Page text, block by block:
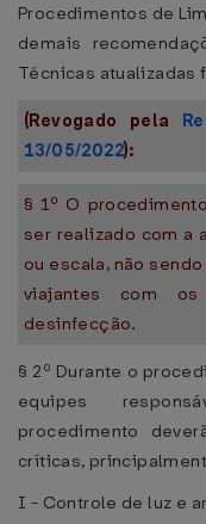
Procedimentos de
demais
Técnicas atualizadas
(Revogado pela
13/05/2022):
§ 1º O
ser realizado com a
ou escala, não
viajantes com
desinfecção.
§ 2º Durante o
equipes
procedimento
críticas,
I - Controle de luz e